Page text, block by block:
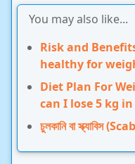
You may also like...
Risk and
healthy for
Diet Plan For
can I lose 5 kg in
চুলকানি বা স্ক্যাবিস